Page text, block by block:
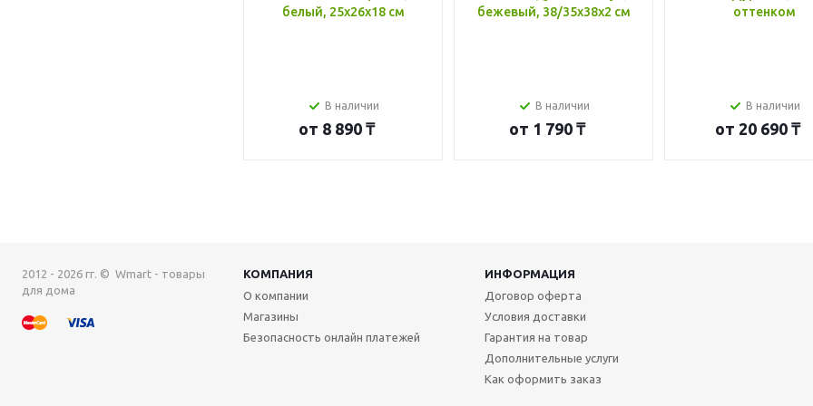
белый, 25x26x18 см
В наличии
от 8 890 ₸
бежевый, 38/35x38x2 см
В наличии
от 1 790 ₸
оттенком
В наличии
от 20 690 ₸
2012 - 2026 гг. © Wmart - товары
для дома
КОМПАНИЯ
ИНФОРМАЦИЯ
О компании
Магазины
Безопасность онлайн платежей
Договор оферта
Условия доставки
Гарантия на товар
Дополнительные услуги
Как оформить заказ